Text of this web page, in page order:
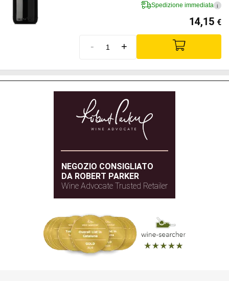
Spedizione immediata i
14,15 €
- +
NEGOZIO CONSIGLIATO
DA ROBERT PARKER
Wine Advocate Trusted Retailer